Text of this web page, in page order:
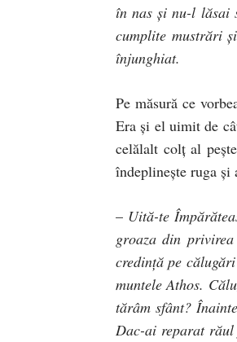
în nas şi nu-l lăsai
cumplite mustrări
înjunghiat.
Pe măsură ce
Era şi el uimit de
celălalt colţ al
îndeplineşte ruga şi
– Uită-te
groaza din
credinţă pe
muntele Athos.
tărâm sfânt?
Dac-ai reparat